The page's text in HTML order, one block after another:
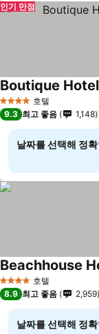
인기 만점
4 성급 호텔
Boutique
9.3 최고 좋음 1,148
날짜를 선택해 정
4 성급 호텔
Beachhouse
8.9 최고 좋음 2,959
날짜를 선택해 정